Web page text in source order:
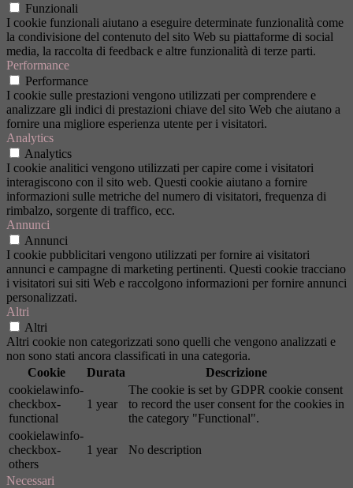
Funzionali
I cookie funzionali aiutano a eseguire determinate funzionalità come
la condivisione del contenuto del sito Web su piattaforme di social
media, la raccolta di feedback e altre funzionalità di terze parti.
Performance
Performance
I cookie sulle prestazioni vengono utilizzati per comprendere e
analizzare gli indici di prestazioni chiave del sito Web che aiutano a
fornire una migliore esperienza utente per i visitatori.
Analytics
Analytics
I cookie analitici vengono utilizzati per capire come i visitatori
interagiscono con il sito web. Questi cookie aiutano a fornire
informazioni sulle metriche del numero di visitatori, frequenza di
rimbalzo, sorgente di traffico, ecc.
Annunci
Annunci
I cookie pubblicitari vengono utilizzati per fornire ai visitatori
annunci e campagne di marketing pertinenti. Questi cookie tracciano
i visitatori sui siti Web e raccolgono informazioni per fornire annunci
personalizzati.
Altri
Altri
Altri cookie non categorizzati sono quelli che vengono analizzati e
non sono stati ancora classificati in una categoria.
Cookie
Durata
Descrizione
cookielawinfo-
checkbox-
functional
1 year
The cookie is set by GDPR cookie consent
to record the user consent for the cookies in
the category "Functional".
cookielawinfo-
checkbox-
others
1 year No description
Necessari